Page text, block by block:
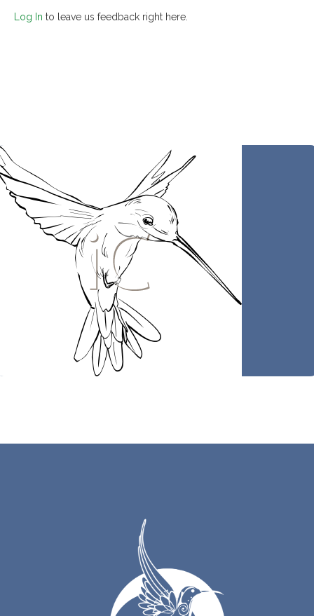
Log In to leave us feedback right here.